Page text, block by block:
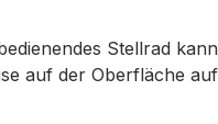
Stellrad
auf der Oberfläche